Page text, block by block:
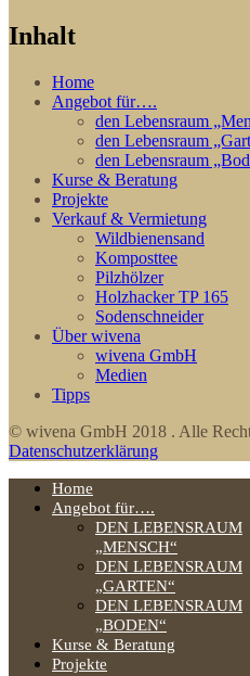
Inhalt
Home
Angebot für….
den Lebensraum
den Lebensraum
den Lebensraum
Kurse & Beratung
Projekte
Verkauf & Vermietung
Wildbienensand
Komposttee
Pilzhölzer
Holzhacker TP 165
Sodenschneider
Über wivena
wivena GmbH
Medien
Tipps
© wivena GmbH 2018 . Alle
Datenschutzerklärung
Home
Angebot für….
DEN LEBENSRAUM
„MENSCH“
DEN LEBENSRAUM
„GARTEN“
DEN LEBENSRAUM
„BODEN“
Kurse & Beratung
Projekte